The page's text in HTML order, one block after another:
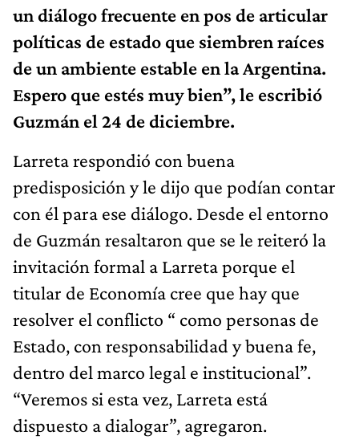
un diálogo frecuente en pos de articular
políticas de estado que siembren raíces
de un ambiente estable en la Argentina.
Espero que estés muy bien”, le escribió
Guzmán el 24 de diciembre.
Larreta respondió con buena
predisposición y le dijo que podían contar
con él para ese diálogo. Desde el entorno
de Guzmán resaltaron que se le reiteró la
invitación formal a Larreta porque el
titular de Economía cree que hay que
resolver el conflicto “ como personas de
Estado, con responsabilidad y buena fe,
dentro del marco legal e institucional”.
“Veremos si esta vez, Larreta está
dispuesto a dialogar”, agregaron.